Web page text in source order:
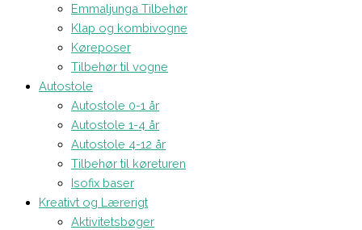
Emmaljunga Tilbehør
Klap og kombivogne
Køreposer
Tilbehør til vogne
Autostole
Autostole 0-1 år
Autostole 1-4 år
Autostole 4-12 år
Tilbehør til køreturen
Isofix baser
Kreativt og Lærerigt
Aktivitetsbøger